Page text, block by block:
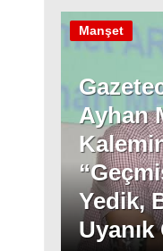
Ayhan
Yedik,
Uyanık
Manşet